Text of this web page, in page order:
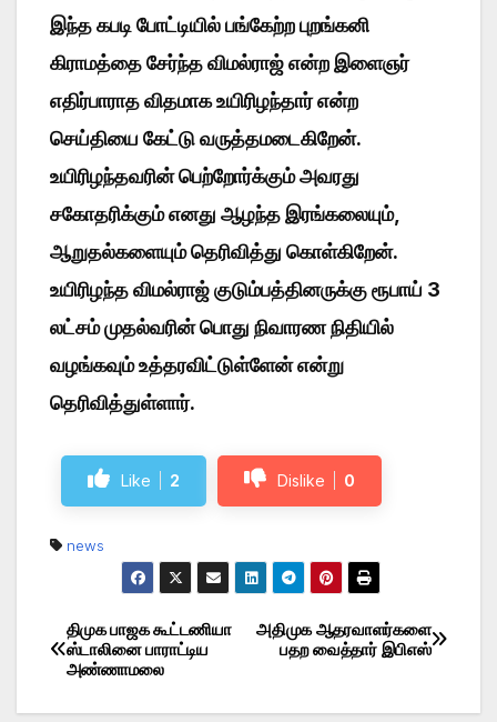
இந்த கபடி போட்டியில் பங்கேற்ற புறங்கனி
கிராமத்தை சேர்ந்த விமல்ராஜ் என்ற இளைஞர்
எதிர்பாராத விதமாக உயிரிழந்தார் என்ற
செய்தியை கேட்டு வருத்தமடைகிறேன்.
உயிரிழந்தவரின் பெற்றோர்க்கும் அவரது
சகோதரிக்கும் எனது ஆழந்த இரங்கலையும்,
ஆறுதல்களையும் தெரிவித்து கொள்கிறேன்.
உயிரிழந்த விமல்ராஜ் குடும்பத்தினருக்கு ரூபாய் 3
லட்சம் முதல்வரின் பொது நிவாரண நிதியில்
வழங்கவும் உத்தரவிட்டுள்ளேன் என்று
தெரிவித்துள்ளார்.
Like 2 Dislike 0
news
Post
navigation
அதிமுக ஆதரவாளர்களை
பதற வைத்தார் இபிஎஸ்
திமுக பாஜக கூட்டணியா
ஸ்டாலினை பாராட்டிய
அண்ணாமலை